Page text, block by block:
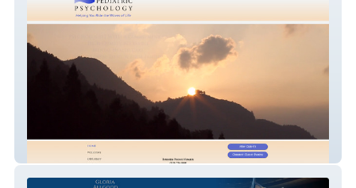
Carolina Pediatric Psychology